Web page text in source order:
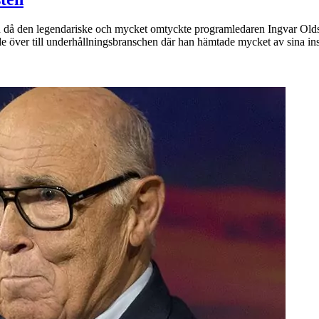
den legendariske och mycket omtyckte programledaren Ingvar
över till underhållningsbranschen där han hämtade mycket av sina